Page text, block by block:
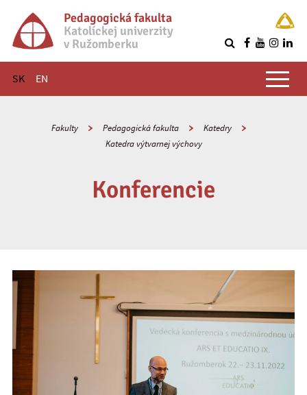
Pedagogická fakulta
Katolíckej univerzity
v Ružomberku
SK EN
Hlavné menu
Fakulty Pedagogická fakulta
Katedry
Katedra výtvarnej výchovy
Konferencie